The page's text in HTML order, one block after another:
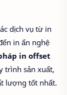
dịch vụ từ in
in ấn nghệ
in offset
trình sản xuất,
lượng tốt nhất.